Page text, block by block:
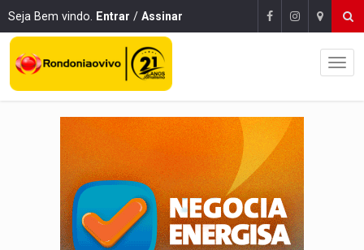
Seja Bem vindo. Entrar / Assinar